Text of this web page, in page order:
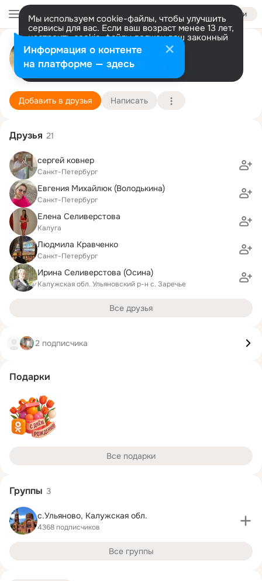
Войти
Мы используем cookie-файлы, чтобы улучшить
сервисы для вас. Если ваш возраст менее 13 лет,
настроить cookie-файлы должен ваш законный
представитель. Больше информации
Разрешить все Настроить
Юлия Ковнер
Санкт-Петербург
512 школа
Подробнее
Добавить в друзья Написать
Друзья 21
сергей ковнер
Санкт-Петербург
Евгения Михайлюк (Володькина)
Санкт-Петербург
Елена Селиверстова
Калуга
Людмила Кравченко
Санкт-Петербург
Ирина Селиверстова (Осина)
Калужская обл. Ульяновский р-н с. Заречье
Все друзья
2 подписчика
Подарки
Все подарки
Группы 3
с.Ульяново, Калужская обл.
4368 подписчиков
Все группы
Информация о контенте
на платформе — здесь